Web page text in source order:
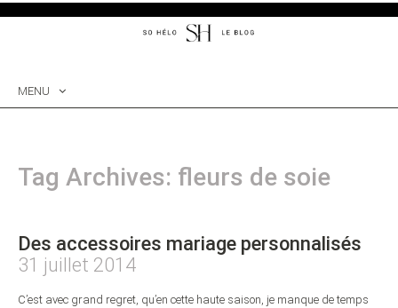
MENU
Tag Archives: fleurs de soie
Des accessoires mariage personnalisés
31 juillet 2014
C’est avec grand regret, qu’en cette haute saison, je manque de temps